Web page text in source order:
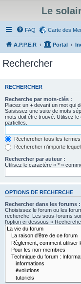
Le
FAQ Carte des
A.P.P.E.R Portal
Rechercher
RECHERCHER
Recherche par mots-clés :
Placez un + devant un mot qui
Saisissez une suite de mots
mots doit être trouvé. Utilisez
partielles.
Rechercher tous les termes
Rechercher n’importe
Rechercher par auteur :
Utilisez le caractère « * »
OPTIONS DE RECHERCHE
Rechercher dans les forums :
Choisissez le forum ou les
recherche. Les sous-forums
l’option ci-dessous «